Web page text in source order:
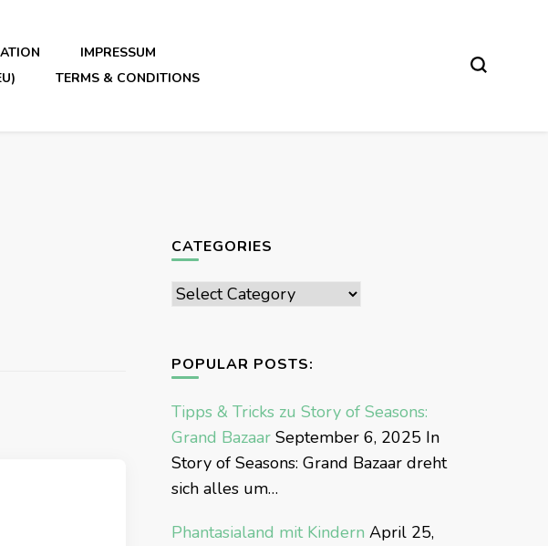
IMPRESSUM
TERMS & CONDITIONS
CATEGORIES
Categories
POPULAR POSTS:
Tipps & Tricks zu Story of Seasons:
Grand BazaarSeptember 6, 2025 In
Story of Seasons: Grand Bazaar dreht
sich alles um…
Phantasialand mit Kindern April 25,